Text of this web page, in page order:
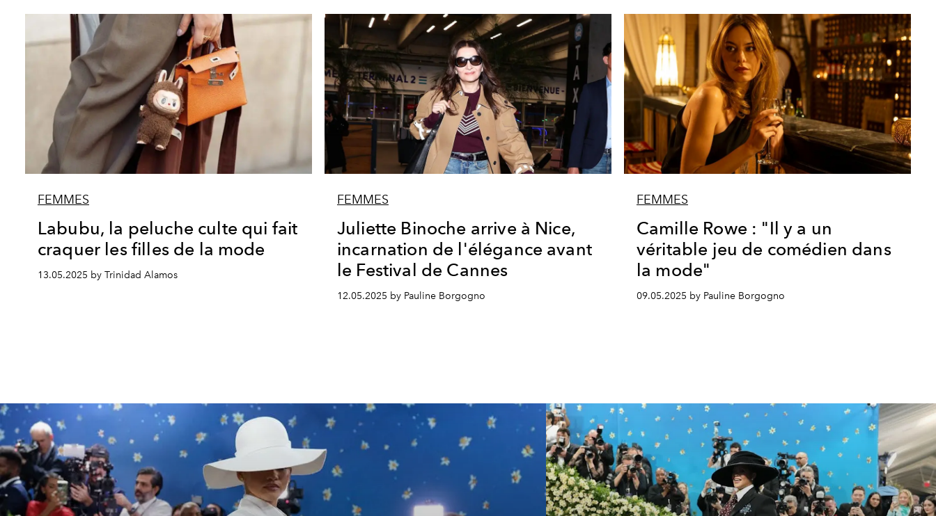
FEMMES
Labubu, la peluche culte qui fait
craquer les filles de la mode
13.05.2025 by Trinidad Alamos
FEMMES
Juliette Binoche arrive à Nice,
incarnation de l'élégance avant
le Festival de Cannes
12.05.2025 by Pauline Borgogno
FEMMES
Camille Rowe : "Il y a un
véritable jeu de comédien dans
la mode"
09.05.2025 by Pauline Borgogno